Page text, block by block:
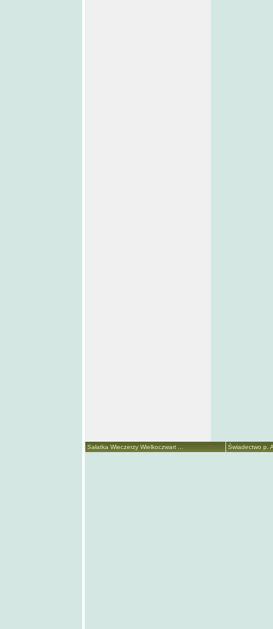
Sałatka Wieczerzy Wielkoczwart ... Świadectwo p.